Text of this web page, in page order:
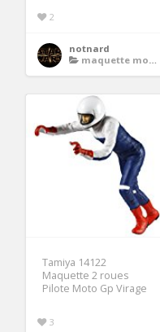
2
notnard
maquette moto gp
Tamiya 14122
Maquette 2 roues
Pilote Moto Gp Virage
3